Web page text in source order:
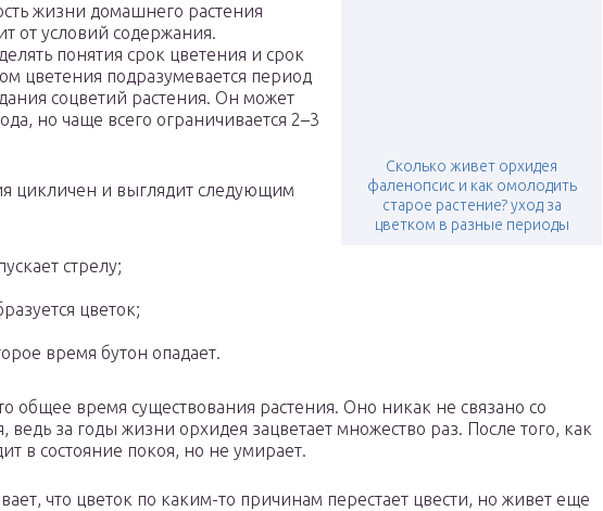
Сколько живет орхидея
фаленопсис и как омолодить
старое растение? уход за
цветком в разные периоды
жизни домашнего растения
от условий содержания.
понятия срок цветения и срок
цветения подразумевается период
соцветий растения. Он может
но чаще всего ограничивается 2–3
цикличен и выглядит следующим
стрелу;
цветок;
время бутон опадает.
общее время существования растения. Оно никак не связано со
ведь за годы жизни орхидея зацветает множество раз. После того, как
в состояние покоя, но не умирает.
что цветок по каким-то причинам перестает цвести, но живет еще